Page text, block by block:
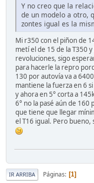
Y no creo que la
de un modelo a otro,
zontes igual es la
Mi r350 con el piñon de
metí el de 15 de la T350
revoluciones, sigo
para hacerle la repro
130 por autovía va a
mantiene la fuerza en 6
y ahora en 5° corta a
6° no la pasé aún de
que tiene que llegar
el T16 igual. Pero
IR ARRIBA Páginas 1